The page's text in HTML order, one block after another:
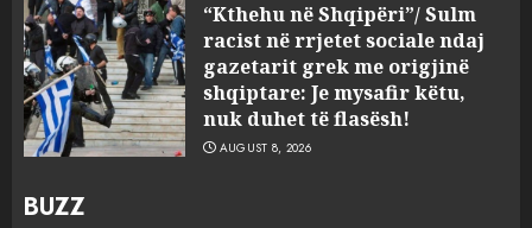
“Kthehu në Shqipëri”/ Sulm
racist në rrjetet sociale ndaj
gazetarit grek me origjinë
shqiptare: Je mysafir këtu,
nuk duhet të flasësh!
AUGUST 8, 2026
BUZZ